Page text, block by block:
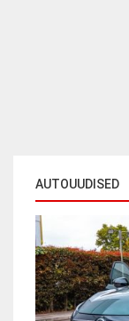
AUTOUUDISED